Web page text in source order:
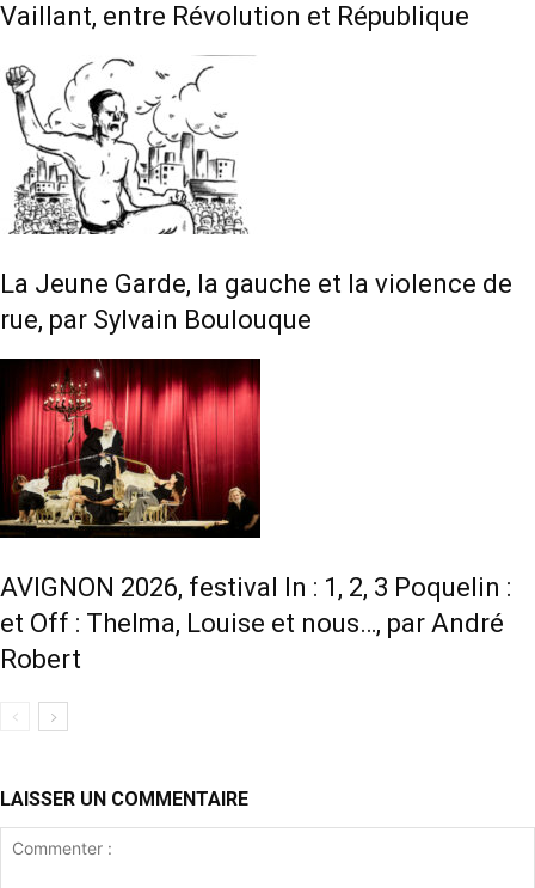
Vaillant, entre Révolution et République
La Jeune Garde, la gauche et la violence de
rue, par Sylvain Boulouque
AVIGNON 2026, festival In : 1, 2, 3 Poquelin :
et Off : Thelma, Louise et nous…, par André
Robert
LAISSER UN COMMENTAIRE